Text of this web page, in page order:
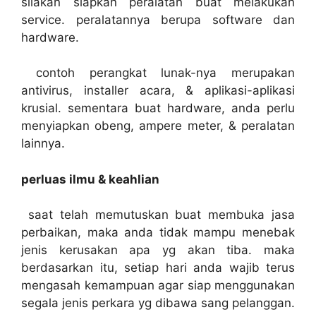
service. peralatannya berupa software dan
hardware.
contoh perangkat lunak-nya merupakan
antivirus, installer acara, & aplikasi-aplikasi
krusial. sementara buat hardware, anda perlu
menyiapkan obeng, ampere meter, & peralatan
lainnya.
perluas ilmu & keahlian
saat telah memutuskan buat membuka jasa
perbaikan, maka anda tidak mampu menebak
jenis kerusakan apa yg akan tiba. maka
berdasarkan itu, setiap hari anda wajib terus
mengasah kemampuan agar siap menggunakan
segala jenis perkara yg dibawa sang pelanggan.